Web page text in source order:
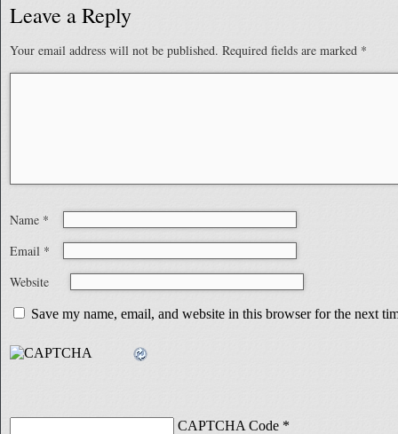
Leave a Reply
Your email address will not be published. Required fields are marked *
Name *
Email *
Website
Save my name, email, and website in this browser for the next
CAPTCHA Code *